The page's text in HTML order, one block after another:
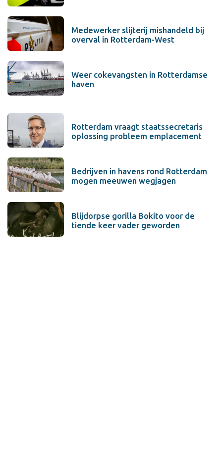
Medewerker slijterij mishandeld bij
overval in Rotterdam-West
Weer cokevangsten in Rotterdamse
haven
Rotterdam vraagt staatssecretaris
oplossing probleem emplacement
Bedrijven in havens rond Rotterdam
mogen meeuwen wegjagen
Blijdorpse gorilla Bokito voor de
tiende keer vader geworden